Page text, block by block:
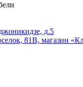
д.5
81В, магазин